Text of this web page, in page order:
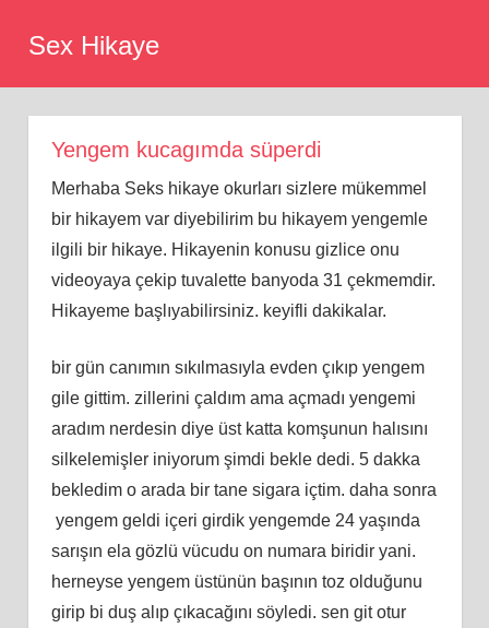
Sex Hikaye
Yengem kucagımda süperdi
Merhaba Seks hikaye okurları sizlere mükemmel
bir hikayem var diyebilirim bu hikayem yengemle
ilgili bir hikaye. Hikayenin konusu gizlice onu
videoyaya çekip tuvalette banyoda 31 çekmemdir.
Hikayeme başlıyabilirsiniz. keyifli dakikalar.
bir gün canımın sıkılmasıyla evden çıkıp yengem
gile gittim. zillerini çaldım ama açmadı yengemi
aradım nerdesin diye üst katta komşunun halısını
silkelemişler iniyorum şimdi bekle dedi. 5 dakka
bekledim o arada bir tane sigara içtim. daha sonra
yengem geldi içeri girdik yengemde 24 yaşında
sarışın ela gözlü vücudu on numara biridir yani.
herneyse yengem üstünün başının toz olduğunu
girip bi duş alıp çıkacağını söyledi. sen git otur